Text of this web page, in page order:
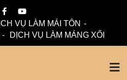
VỤ LÀM MÁI TÔN
DỊCH VỤ LÀM MÁNG XỐI